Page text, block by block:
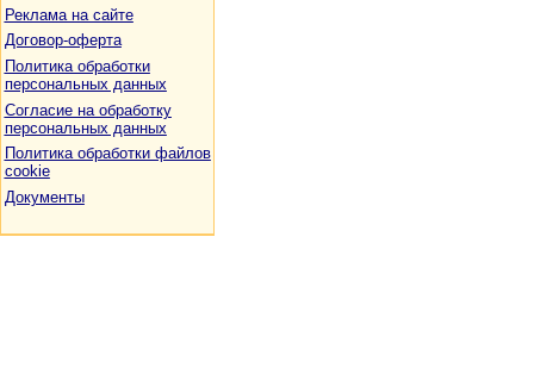
Реклама на сайте
Договор-оферта
Политика обработки
персональных данных
Согласие на обработку
персональных данных
Политика обработки файлов
cookie
Документы